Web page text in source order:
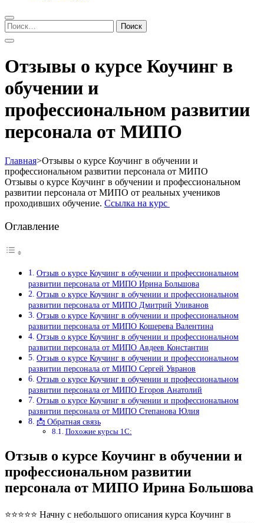
Найти:
Отзывы о курсе Коучинг в
обучении и
профессиональном развитии
персонала от МИПО
Главная>Отзывы о курсе Коучинг в обучении и
профессиональном развитии персонала от МИПО
Отзывы о курсе Коучинг в обучении и профессиональном
развитии персонала от МИПО от реальных учеников
проходивших обучение. Ссылка на курс
Оглавление
Отзыв о курсе Коучинг в обучении и профессиональном
развитии персонала от МИПО Ирина Большова
Отзыв о курсе Коучинг в обучении и профессиональном
развитии персонала от МИПО Дмитрий Уливанов
Отзыв о курсе Коучинг в обучении и профессиональном
развитии персонала от МИПО Кошерева Валентина
Отзыв о курсе Коучинг в обучении и профессиональном
развитии персонала от МИПО Авдеев Константин
Отзыв о курсе Коучинг в обучении и профессиональном
развитии персонала от МИПО Сергей Увранов
Отзыв о курсе Коучинг в обучении и профессиональном
развитии персонала от МИПО Егоров Анатолий
Отзыв о курсе Коучинг в обучении и профессиональном
развитии персонала от МИПО Степанова Юлия
📩 Обратная связь
Похожие курсы 1С:
Отзыв о курсе Коучинг в обучении и
профессиональном развитии
персонала от МИПО Ирина Большова
⭐⭐⭐⭐⭐ Начну с небольшого описания курса Коучинг в